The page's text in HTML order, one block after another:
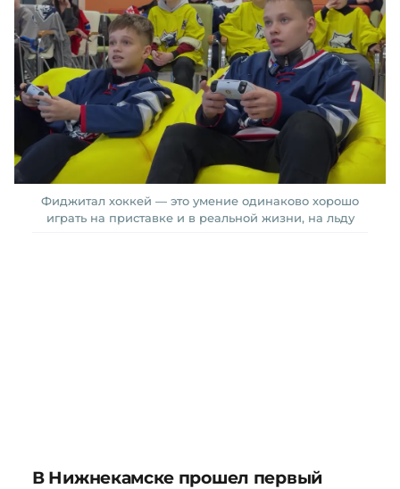
Фиджитал хоккей — это умение одинаково хорошо
играть на приставке и в реальной жизни, на льду
В Нижнекамске прошел первый